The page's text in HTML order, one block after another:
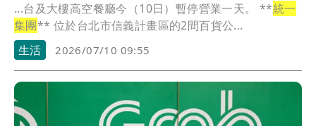
...台及大樓高空餐廳今（10日）暫停營業一天。 **統一
集團
** 位於台北市信義計畫區的2間百貨公...
生活
2026/07/10 09:55